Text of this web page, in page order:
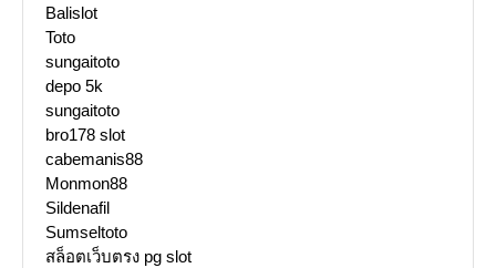
Balislot
Toto
sungaitoto
depo 5k
sungaitoto
bro178 slot
cabemanis88
Monmon88
Sildenafil
Sumseltoto
สล็อตเว็บตรง pg slot